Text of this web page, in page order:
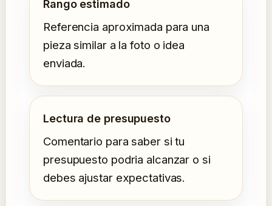
Rango estimado
Referencia aproximada para una
pieza similar a la foto o idea
enviada.
Lectura de presupuesto
Comentario para saber si tu
presupuesto podria alcanzar o si
debes ajustar expectativas.